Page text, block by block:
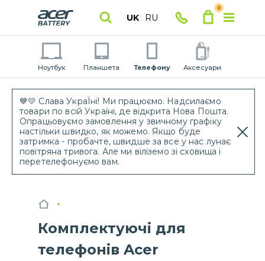
💙💛 Слава УкраЇні! Ми працюємо. Надсилаємо
товари по всій Україні, де відкрита Нова Пошта.
Опрацьовуємо замовлення у звичному графіку
настільки швидко, як можемо. Якщо буде
затримка - пробачте, швидше за все у нас лунає
повітряна тривога. Але ми віліземо зі сховища і
перетелефонуємо вам.
UK RU
0
Ноутбук Планшета Телефону Аксесуари
Комплектуючі для
телефонів Acer